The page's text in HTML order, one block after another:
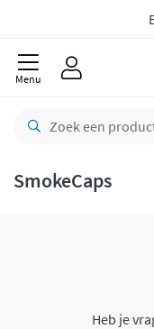
Menu
SmokeCaps
Heb je